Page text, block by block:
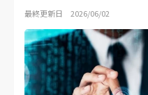
最終更新日 2026/06/02